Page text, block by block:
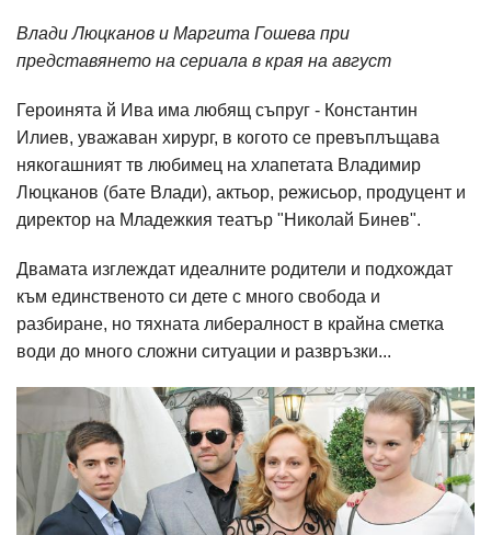
Влади Люцканов и Маргита Гошева при
представянето на сериала в края на август
Героинята й Ива има любящ съпруг - Константин
Илиев, уважаван хирург, в когото се превъплъщава
някогашният тв любимец на хлапетата Владимир
Люцканов (бате Влади), актьор, режисьор, продуцент и
директор на Младежкия театър "Николай Бинев".
Двамата изглеждат идеалните родители и подхождат
към единственото си дете с много свобода и
разбиране, но тяхната либералност в крайна сметка
води до много сложни ситуации и развръзки...